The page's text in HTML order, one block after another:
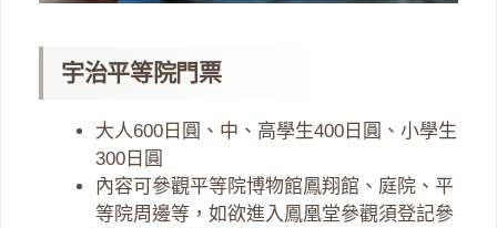
宇治平等院門票
大人600日圓、中、高學生400日圓、小學生
300日圓
內容可參觀平等院博物館鳳翔館、庭院、平
等院周邊等，如欲進入鳳凰堂參觀須登記參